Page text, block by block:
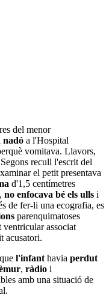
del menor
nadó a l'Hospital
vomitava. Llavors,
recull l'escrit del
el petit presentava
d'1,5 centímetres
, no enfocava bé els ulls i
de fer-li una ecografia, es
parenquimatoses
ventricular associat
acusatori.
l'infant havia perdut
, ràdio i
amb una situació de